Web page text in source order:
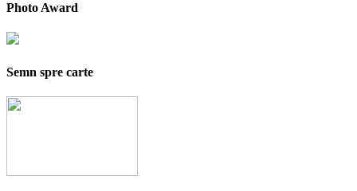
Photo Award
Semn spre carte